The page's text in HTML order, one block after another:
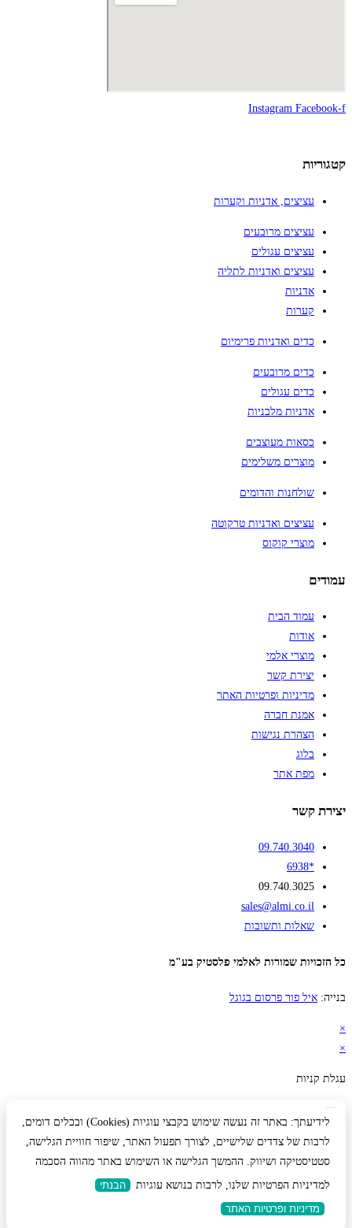
Instagram Facebook-f
קטגוריות
עציצים, אדניות וקערות
עציצים מרובעים
עציצים עגולים
עציצים ואדניות לתליה
אדניות
קערות
כדים ואדניות פרימיום
כדים מרובעים
כדים עגולים
אדניות מלבניות
כסאות מעוצבים
מוצרים משלימים
שולחנות והדומים
עציצים ואדניות טרקוטה
מוצרי קוקוס
עמודים
עמוד הבית
אודות
מוצרי אלמי
יצירת קשר
מדיניות ופרטיות האתר
אמנת חברה
הצהרת נגישות
בלוג
מפת אתר
יצירת קשר
09.740.3040
*6938
09.740.3025
sales@almi.co.il
שאלות ותשובות
כל הזכויות שמורות לאלמי פלסטיק בע"מ
בנייה: איל פור פרסום בגוגל
×
×
עגלת קניות
לידיעתך: באתר זה נעשה שימוש בקבצי עוגיות (Cookies) ובכלים דומים,
לרבות של צדדים שלישיים, לצורך תפעול האתר, שיפור חוויית הגלישה,
סטטיסטיקה ושיווק. ההמשך הגלישה או השימוש באתר מהווה הסכמה
למדיניות הפרטיות שלנו, לרבות בנושא עוגיות
הבנתי
מדיניות ופרטיות האתר